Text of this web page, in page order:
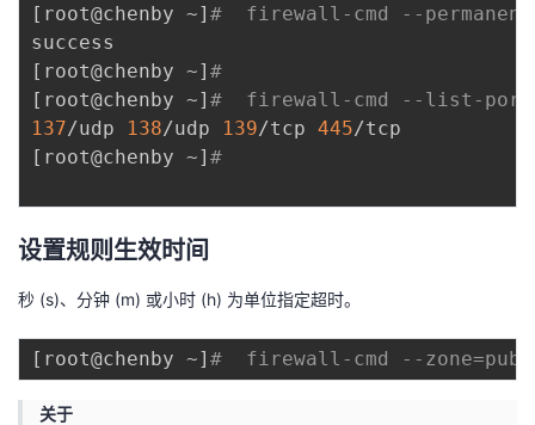
[ root@chenby ~] #  firewall-cmd --
[ root@chenby ~] #
[ root@chenby ~] #  firewall-cmd --list-
137/udp 138/udp 139/tcp 445
[ root@chenby ~] #
设置规则生效时间
秒 (s)、分钟 (m) 或小时 (h) 为单位指定超时。
[ root@chenby ~] #  firewall-cmd --
关于